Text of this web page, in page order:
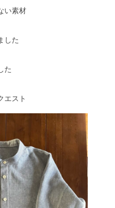
い素材
した
た
エスト